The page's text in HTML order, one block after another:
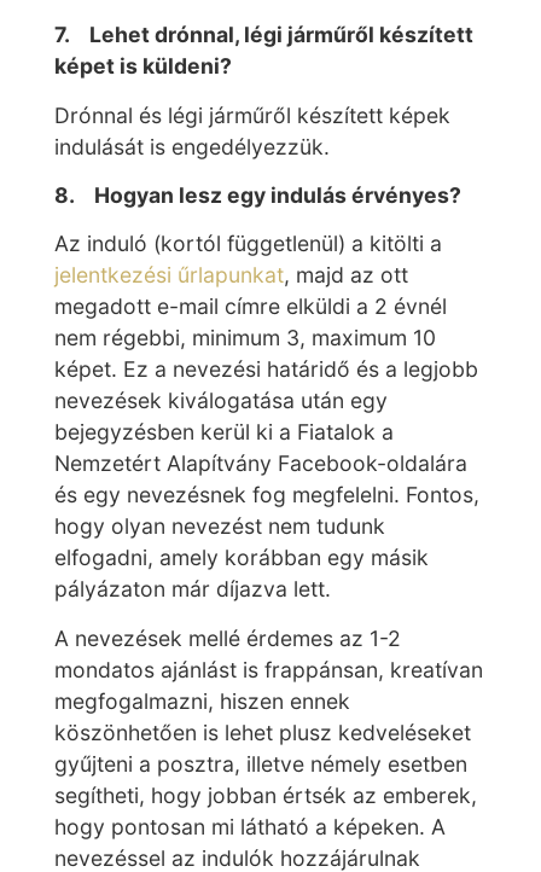
7. Lehet drónnal, légi járműről készített
képet is küldeni?
Drónnal és légi járműről készített képek
indulását is engedélyezzük.
8. Hogyan lesz egy indulás érvényes?
Az induló (kortól függetlenül) a kitölti a
jelentkezési űrlapunkat, majd az ott
megadott e-mail címre elküldi a 2 évnél
nem régebbi, minimum 3, maximum 10
képet. Ez a nevezési határidő és a legjobb
nevezések kiválogatása után egy
bejegyzésben kerül ki a Fiatalok a
Nemzetért Alapítvány Facebook-oldalára
és egy nevezésnek fog megfelelni. Fontos,
hogy olyan nevezést nem tudunk
elfogadni, amely korábban egy másik
pályázaton már díjazva lett.
A nevezések mellé érdemes az 1-2
mondatos ajánlást is frappánsan, kreatívan
megfogalmazni, hiszen ennek
köszönhetően is lehet plusz kedveléseket
gyűjteni a posztra, illetve némely esetben
segítheti, hogy jobban értsék az emberek,
hogy pontosan mi látható a képeken. A
nevezéssel az indulók hozzájárulnak